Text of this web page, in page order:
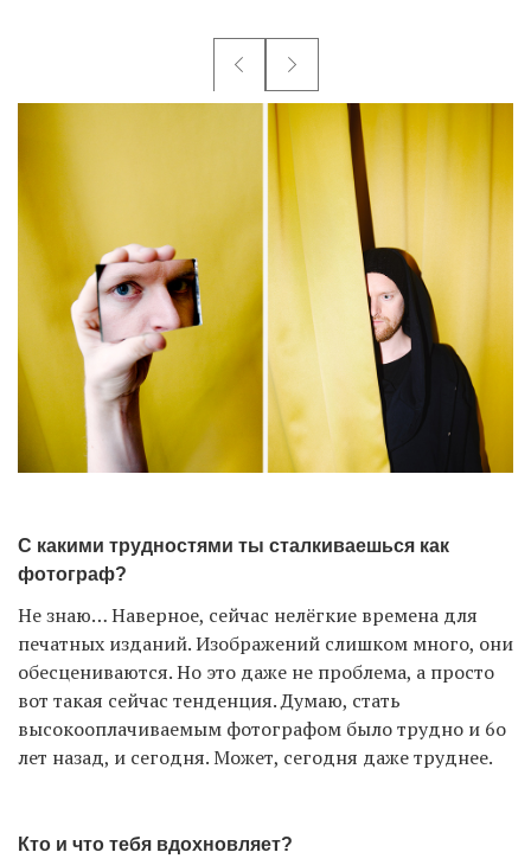
С какими трудностями ты сталкиваешься как
фотограф?
Не знаю… Наверное, сейчас нелёгкие времена для
печатных изданий. Изображений слишком много, они
обесцениваются. Но это даже не проблема, а просто
вот такая сейчас тенденция. Думаю, стать
высокооплачиваемым фотографом было трудно и 6о
лет назад, и сегодня. Может, сегодня даже труднее.
Кто и что тебя вдохновляет?